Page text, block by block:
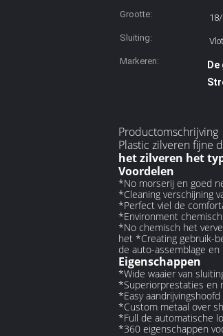
Grootte:
Sluiting:
Markeren:
Productomschrijving
Plastic zilveren fijne
het zilveren het
Voordelen
*No morserij en goed
*Cleaning verschijning
*Perfect viel de
*Environment
*No chemisch het
het *Creating gebruik-
de auto-assemblage
Eigenschappen
*Wide waaier van
*Superiorprestaties en
*Easy
*Custom metaal over
*Full de automatische
*360 eigenschappen